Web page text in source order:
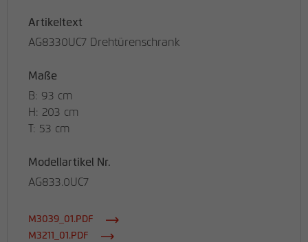
Artikeltext
AG8330UC7 Drehtürenschrank
Maße
B: 93 cm
H: 203 cm
T: 53 cm
Modellartikel Nr.
AG833.0UC7
M3039_01.PDF
M3211_01.PDF